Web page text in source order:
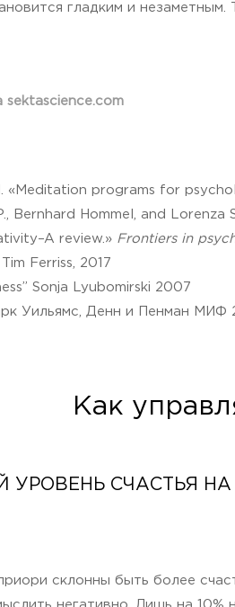
гладким и
sektascience.com
«Meditation programs for
Bernhard Hommel, and
review.» Frontiers in
Ferriss, 2017
Sonja Lyubomirski 2007
Уильямс, Денн и Пенман МИФ
Как
УРОВЕНЬ СЧАСТЬЯ
склонны быть более